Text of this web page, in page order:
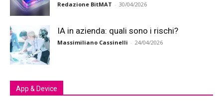
Redazione BitMAT - 30/04/2026
IA in azienda: quali sono i rischi?
Massimiliano Cassinelli - 24/04/2026
App & Device